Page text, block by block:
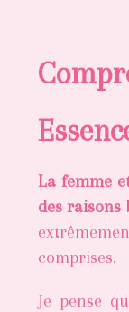
La femme
des raisons
comprises.
Je pense